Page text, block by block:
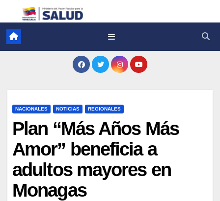
NACIONALES NOTICIAS REGIONALES
Plan “Más Años Más
Amor” beneficia a
adultos mayores en
Monagas